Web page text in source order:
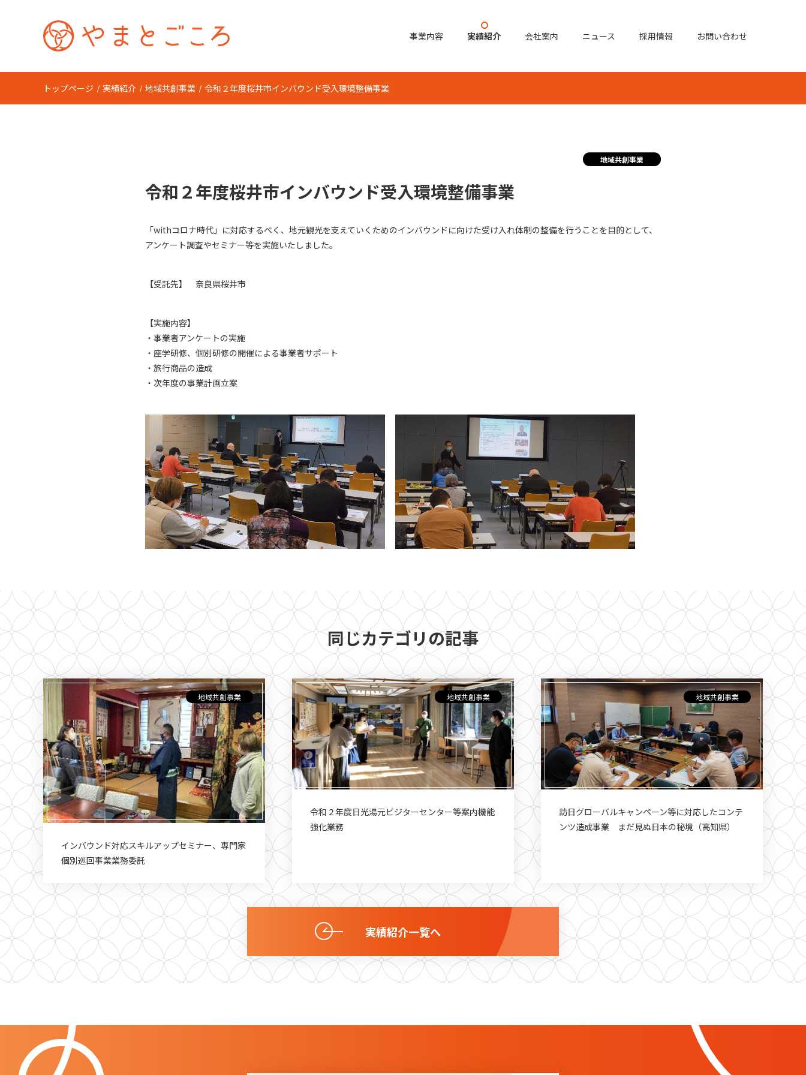
事業内容 実績紹介 会社案内 ニュース 採用情報 お問い合わせ
トップページ 実績紹介 地域共創事業 令和２年度桜井市インバウンド受入環境整備事業
地域共創事業
令和２年度桜井市インバウンド受入環境整備事業
「withコロナ時代」に対応するべく、地元観光を支えていくためのインバウンドに向けた受け入れ体制の整備を行うことを目的として、
アンケート調査やセミナー等を実施いたしました。
【受託先】 奈良県桜井市
【実施内容】
・事業者アンケートの実施
・座学研修、個別研修の開催による事業者サポート
・旅行商品の造成
・次年度の事業計画立案
同じカテゴリの記事
地域共創事業
インバウンド対応スキルアップセミナー、専門家
個別巡回事業業務委託
地域共創事業
令和２年度日光湯元ビジターセンター等案内機能
強化業務
地域共創事業
訪日グローバルキャンペーン等に対応したコンテ
ンツ造成事業 まだ見ぬ日本の秘境（高知県）
実績紹介一覧へ